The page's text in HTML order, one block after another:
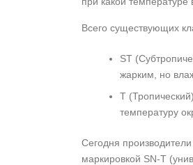
Всего существующих
ST
жарким, но
T
температуру
Сегодня
маркировкой SN-T